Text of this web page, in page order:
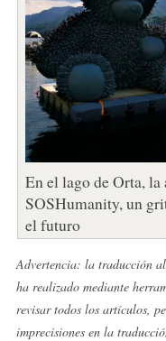
En el lago de Orta,
SOSHumanity, un
el futuro
Advertencia: la traducción
ha realizado mediante
revisar todos los artículos,
imprecisiones en la